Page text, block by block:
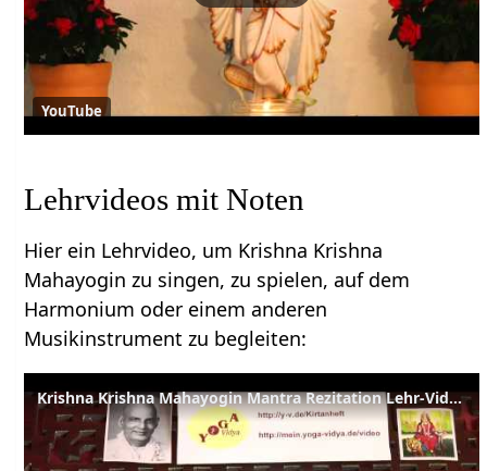
YouTube
Lehrvideos mit Noten
Hier ein Lehrvideo, um Krishna Krishna
Mahayogin zu singen, zu spielen, auf dem
Harmonium oder einem anderen
Musikinstrument zu begleiten:
Krishna Krishna Mahayogin Mantra Rezitation Lehr-Video mit Harmoniumtasten und Noten 604